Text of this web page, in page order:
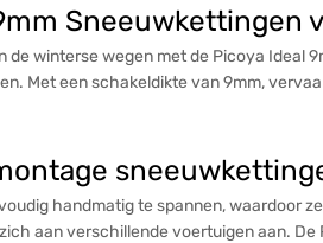
Sneeuwkettingen
de winterse wegen met de Picoya Ideal
Met een schakeldikte van 9mm,
handmatig te spannen, waardoor
aan verschillende voertuigen aan.